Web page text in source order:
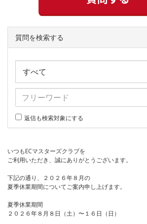
質問を検索する
返信も検索対象にする
いつもECマスターズクラブを
ご利用いただき、誠にありがとうございます。
下記の通り、２０２６年８月の
夏季休業期間についてご案内申し上げます。
夏季休業期間
２０２６年８月８日（土）〜１６日（日）